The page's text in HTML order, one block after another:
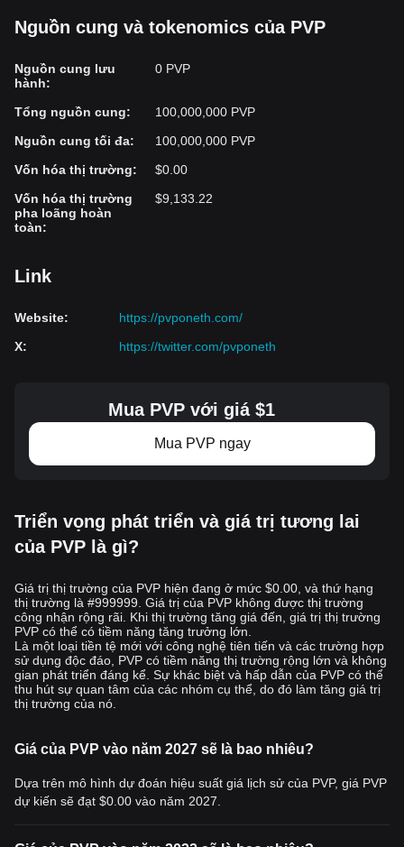
Nguồn cung và tokenomics của PVP
Nguồn cung lưu
hành:
0 PVP
Tổng nguồn cung:
100,000,000 PVP
Nguồn cung tối đa:
100,000,000 PVP
Vốn hóa thị trường:
$0.00
Vốn hóa thị trường
pha loãng hoàn
toàn:
$9,133.22
Link
Website:
https://pvponeth.com/
X: https://twitter.com/pvponeth
Mua PVP với giá $1
Mua PVP ngay
Triển vọng phát triển và giá trị tương lai
của PVP là gì?
Giá trị thị trường của PVP hiện đang ở mức $0.00, và thứ hạng
thị trường là #999999. Giá trị của PVP không được thị trường
công nhận rộng rãi. Khi thị trường tăng giá đến, giá trị thị trường
PVP có thể có tiềm năng tăng trưởng lớn.
Là một loại tiền tệ mới với công nghệ tiên tiến và các trường hợp
sử dụng độc đáo, PVP có tiềm năng thị trường rộng lớn và không
gian phát triển đáng kể. Sự khác biệt và hấp dẫn của PVP có thể
thu hút sự quan tâm của các nhóm cụ thể, do đó làm tăng giá trị
thị trường của nó.
Giá của PVP vào năm 2027 sẽ là bao nhiêu?
Dựa trên mô hình dự đoán hiệu suất giá lịch sử của PVP, giá PVP
dự kiến sẽ đạt $0.00 vào năm 2027.